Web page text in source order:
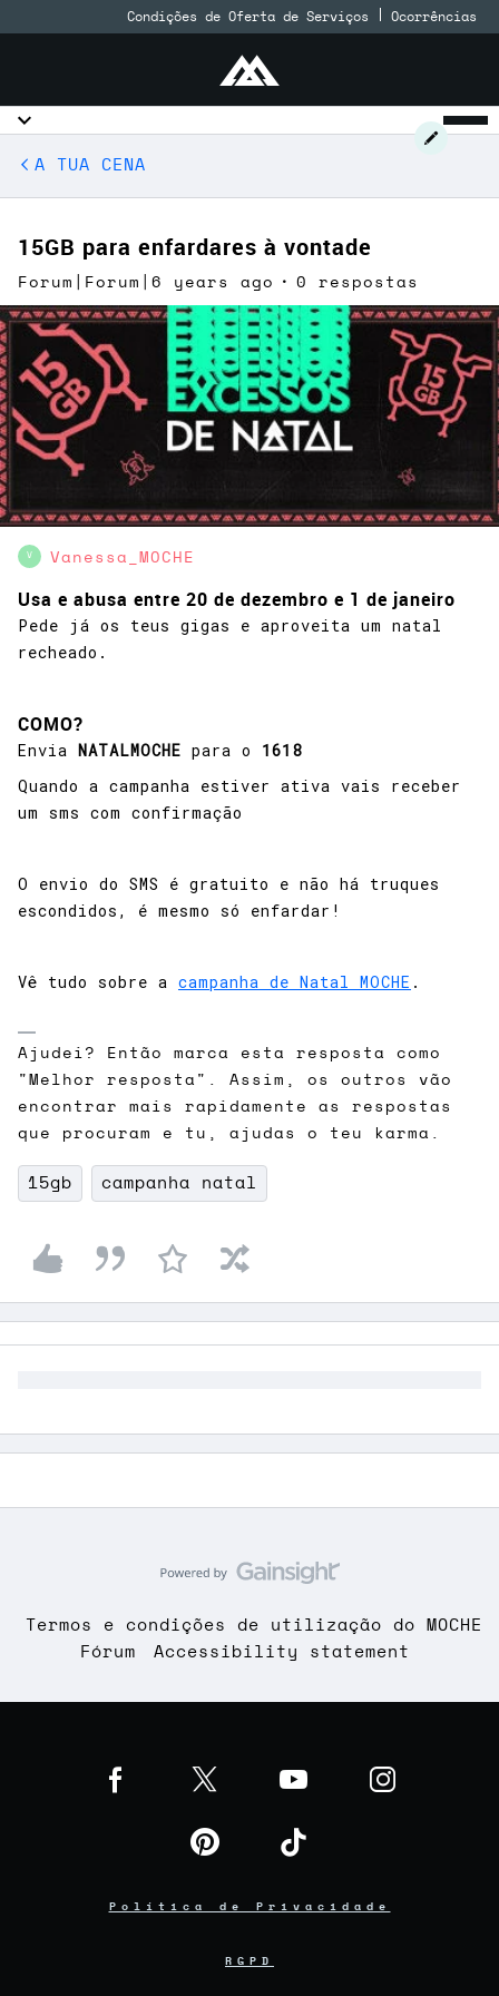
Condições de Oferta de Serviços Ocorrências
A TUA CENA
15GB para enfardares à vontade
Forum|Forum|6 years ago 0 respostas
V Vanessa_MOCHE
Usa e abusa entre 20 de dezembro e 1 de janeiro
Pede já os teus gigas e aproveita um natal
recheado.
COMO?
Envia NATALMOCHE para o 1618
Quando a campanha estiver ativa vais receber
um sms com confirmação
O envio do SMS é gratuito e não há truques
escondidos, é mesmo só enfardar!
Vê tudo sobre a campanha de Natal MOCHE .
Ajudei? Então marca esta resposta como
"Melhor resposta". Assim, os outros vão
encontrar mais rapidamente as respostas
que procuram e tu, ajudas o teu karma.
15gb campanha natal
Termos e condições de utilização do MOCHE
Fórum
Accessibility statement
Política de Privacidade
RGPD